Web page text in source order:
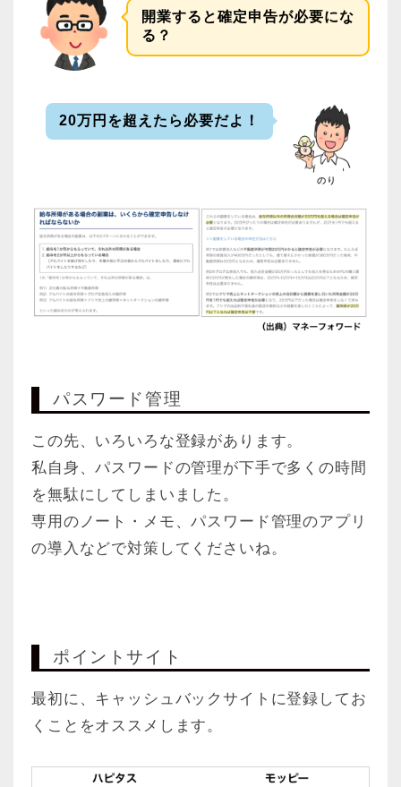
開業すると確定申告が必要にな
る？
20万円を超えたら必要だよ！
のり
パスワード管理
この先、いろいろな登録があります。
私自身、パスワードの管理が下手で多くの時間
を無駄にしてしまいました。
専用のノート・メモ、パスワード管理のアプリ
の導入などで対策してくださいね。
ポイントサイト
最初に、キャッシュバックサイトに登録してお
くことをオススメします。